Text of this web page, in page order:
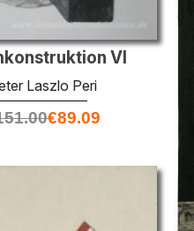
VI
Laszlo Peri
€89.09